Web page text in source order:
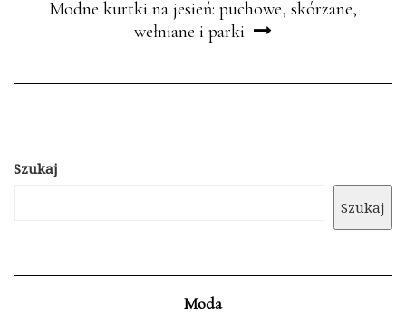
Modne kurtki na jesień: puchowe, skórzane,
wełniane i parki
Szukaj
Szukaj
Moda